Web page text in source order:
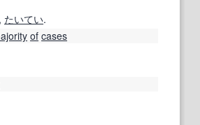
, たいてい.
of cases